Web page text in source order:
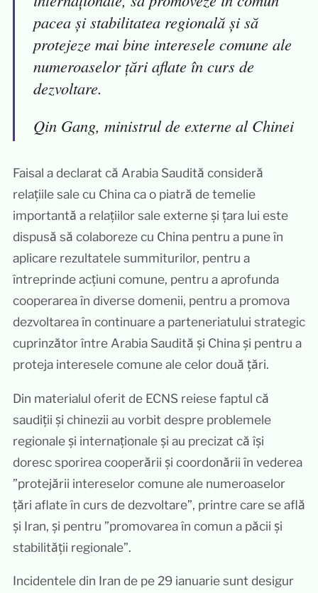
pacea și stabilitatea regională și să
protejeze mai bine interesele comune ale
numeroaselor țări aflate în curs de
dezvoltare.
Qin Gang, ministrul de externe al Chinei
Faisal a declarat că Arabia Saudită consideră
relațiile sale cu China ca o piatră de temelie
importantă a relațiilor sale externe și țara lui este
dispusă să colaboreze cu China pentru a pune în
aplicare rezultatele summiturilor, pentru a
întreprinde acțiuni comune, pentru a aprofunda
cooperarea în diverse domenii, pentru a promova
dezvoltarea în continuare a parteneriatului strategic
cuprinzător între Arabia Saudită și China și pentru a
proteja interesele comune ale celor două țări.
Din materialul oferit de ECNS reiese faptul că
saudiții și chinezii au vorbit despre problemele
regionale și internaționale și au precizat că își
doresc sporirea cooperării și coordonării în vederea
”protejării intereselor comune ale numeroaselor
țări aflate în curs de dezvoltare”, printre care se află
și Iran, și pentru ”promovarea în comun a păcii și
stabilității regionale”.
Incidentele din Iran de pe 29 ianuarie sunt desigur